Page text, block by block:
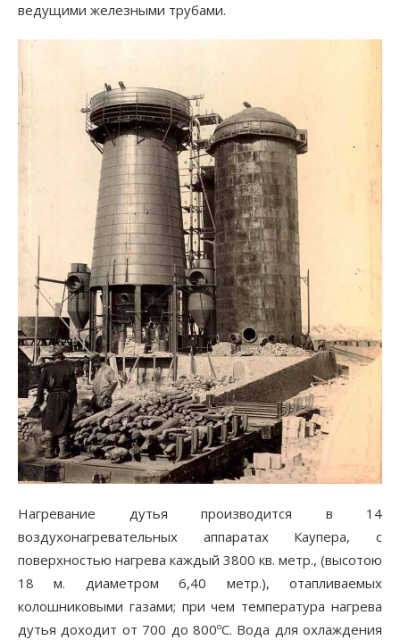
ведущими железными трубами.
Нагревание дутья производится в 14
воздухонагревательных аппаратах Каупера, с
поверхностью нагрева каждый 3800 кв. метр., (высотою
18 м. диаметром 6,40 метр.), отапливаемых
колошниковыми газами; при чем температура нагрева
дутья доходит от 700 до 800ºС. Вода для охлаждения